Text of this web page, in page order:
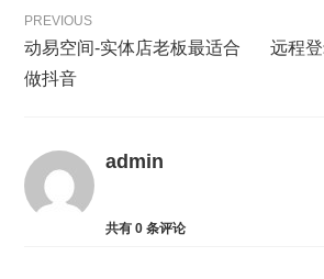
PREVIOUS
动易空间-实体店老板最适合
做抖音
远程
admin
共有0 条评论